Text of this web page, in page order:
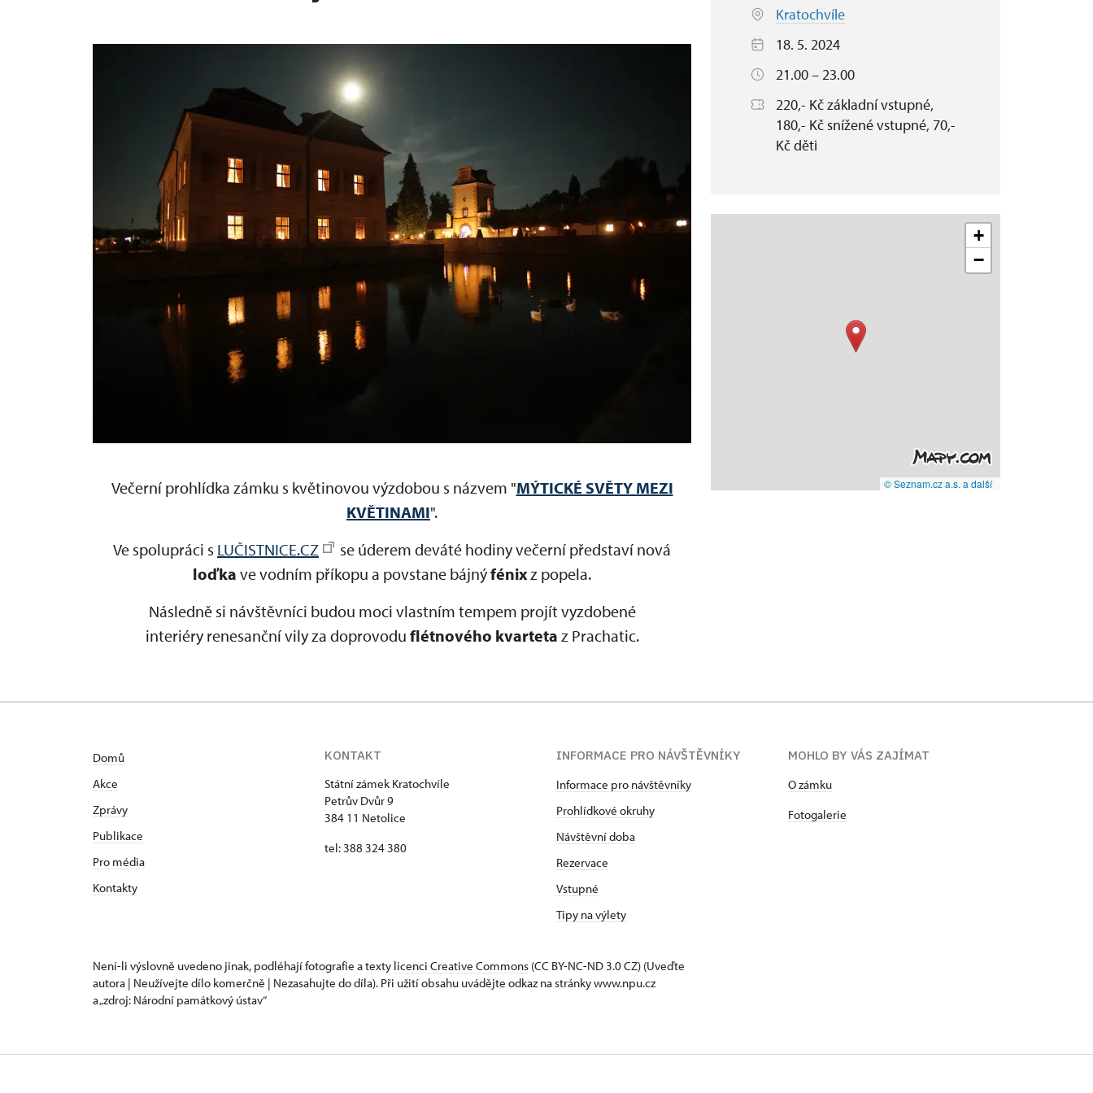
Večerní prohlídka zámku s květinovou výzdobou s názvem "MÝTICKÉ SVĚTY MEZI
KVĚTINAMI".
Ve spolupráci s LUČISTNICE.CZ
se úderem deváté hodiny večerní představí nová
loďka ve vodním příkopu a povstane bájnýfénixz popela.
Následně si návštěvníci budou moci vlastním tempem projít vyzdobené
interiéry renesanční vily za doprovodu flétnového kvarteta z Prachatic.
Kratochvíle
18. 5. 2024
21.00 – 23.00
220,- Kč základní vstupné,
180,- Kč snížené vstupné, 70,-
Kč děti
+
−
© Seznam.cz a.s. a další
Domů
Akce
Zprávy
Publikace
Pro média
Kontakty
KONTAKT
Státní zámek Kratochvíle
Petrův Dvůr 9
384 11 Netolice
tel: 388 324 380
INFORMACE PRO NÁVŠTĚVNÍKY
Informace pro návštěvníky
Prohlídkové okruhy
Návštěvní doba
Rezervace
Vstupné
Tipy na výlety
MOHLO BY VÁS ZAJÍMAT
​​​​​​O zámku
Fotogalerie
Není-li výslovně uvedeno jinak, podléhají fotografie a texty licenci Creative Commons (CC BY-NC-ND 3.0 CZ) (Uveďte
autora | Neužívejte dílo komerčně | Nezasahujte do díla). Při užití obsahu uvádějte odkaz na stránky www.npu.cz
a „zdroj: Národní památkový ústav“